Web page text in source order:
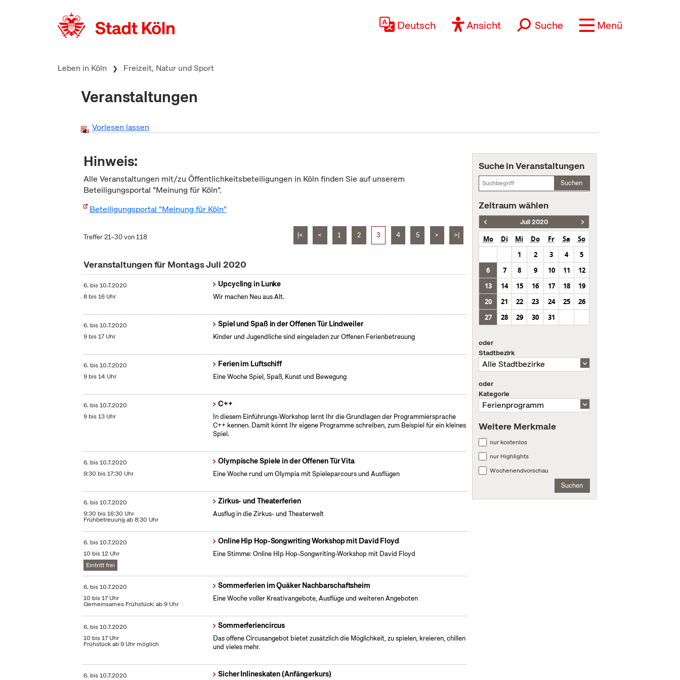
Deutsch Ansicht Suche Menü
Leben in Köln Freizeit, Natur und Sport
Veranstaltungen
Vorlesen lassen
Hinweis:
Alle Veranstaltungen mit/zu Öffentlichkeitsbeteiligungen in Köln finden Sie auf unserem
Beteiligungsportal "Meinung für Köln".
Beteiligungsportal "Meinung für Köln"
Treffer 21–30 von 118 |< < 1 2 3 4 5 > >|
Veranstaltungen für Montags Juli 2020
6. bis10.7.2020
8 bis 16 Uhr
Upcycling in Lunke
Wir machen Neu aus Alt.
6. bis10.7.2020
9 bis 17 Uhr
Spiel und Spaß in der Offenen Tür Lindweiler
Kinder und Jugendliche sind eingeladen zur Offenen Ferienbetreuung
6. bis10.7.2020
9 bis 14 Uhr
Ferien im Luftschiff
Eine Woche Spiel, Spaß, Kunst und Bewegung
6. bis10.7.2020
9 bis 13 Uhr
C++
In diesem Einführungs-Workshop lernt Ihr die Grundlagen der Programmiersprache
C++ kennen. Damit könnt Ihr eigene Programme schreiben, zum Beispiel für ein kleines
Spiel.
6. bis10.7.2020
9:30 bis 17:30 Uhr
Olympische Spiele in der Offenen Tür Vita
Eine Woche rund um Olympia mit Spieleparcours und Ausflügen
6. bis10.7.2020
9:30 bis 16:30 Uhr
Frühbetreuung ab 8:30 Uhr
Zirkus- und Theaterferien
Ausflug in die Zirkus- und Theaterwelt
6. bis10.7.2020
10 bis 12 Uhr
Eintritt frei
Online Hip Hop-Songwriting Workshop mit David Floyd
Eine Stimme: Online HIp Hop-Songwriting-Workshop mit David Floyd
6. bis10.7.2020
10 bis 17 Uhr
Gemeinsames Frühstück: ab 9 Uhr
Sommerferien im Quäker Nachbarschaftsheim
Eine Woche voller Kreativangebote, Ausflüge und weiteren Angeboten
6. bis10.7.2020
10 bis 17 Uhr
Frühstück ab 9 Uhr möglich
Sommerferiencircus
Das offene Circusangebot bietet zusätzlich die Möglichkeit, zu spielen, kreieren, chillen
und vieles mehr.
6. bis10.7.2020 Sicher Inlineskaten (Anfängerkurs)
Suche in Veranstaltungen
Suchen
Zeitraum wählen
Juli 2020
Mo Di Mi Do Fr Sa
So
1
2 3 4
5
6
7 8 9 10 11
12
13
14 15 16 17 18
19
20
21 22 23 24 25
26
27
28 29 30 31
oder
Stadtbezirk
oder
Kategorie
Weitere Merkmale
nur kostenlos
nur Highlights
Wochenendvorschau
Suchen